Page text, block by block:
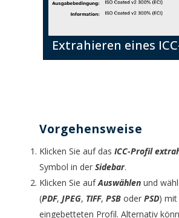
Extrahieren eines
Vorgehensweise
Klicken Sie auf das ICC-Profil
Symbol in der Sidebar.
Klicken Sie aufAuswählenund
(PDF, JPEG, TIFF, PSBoder PSD) mit
eingebetteten Profil. Alternativ